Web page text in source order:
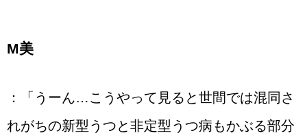
М美
：「うーん…こうやって見ると世間では混同さ
れがちの新型うつと非定型うつ病もかぶる部分